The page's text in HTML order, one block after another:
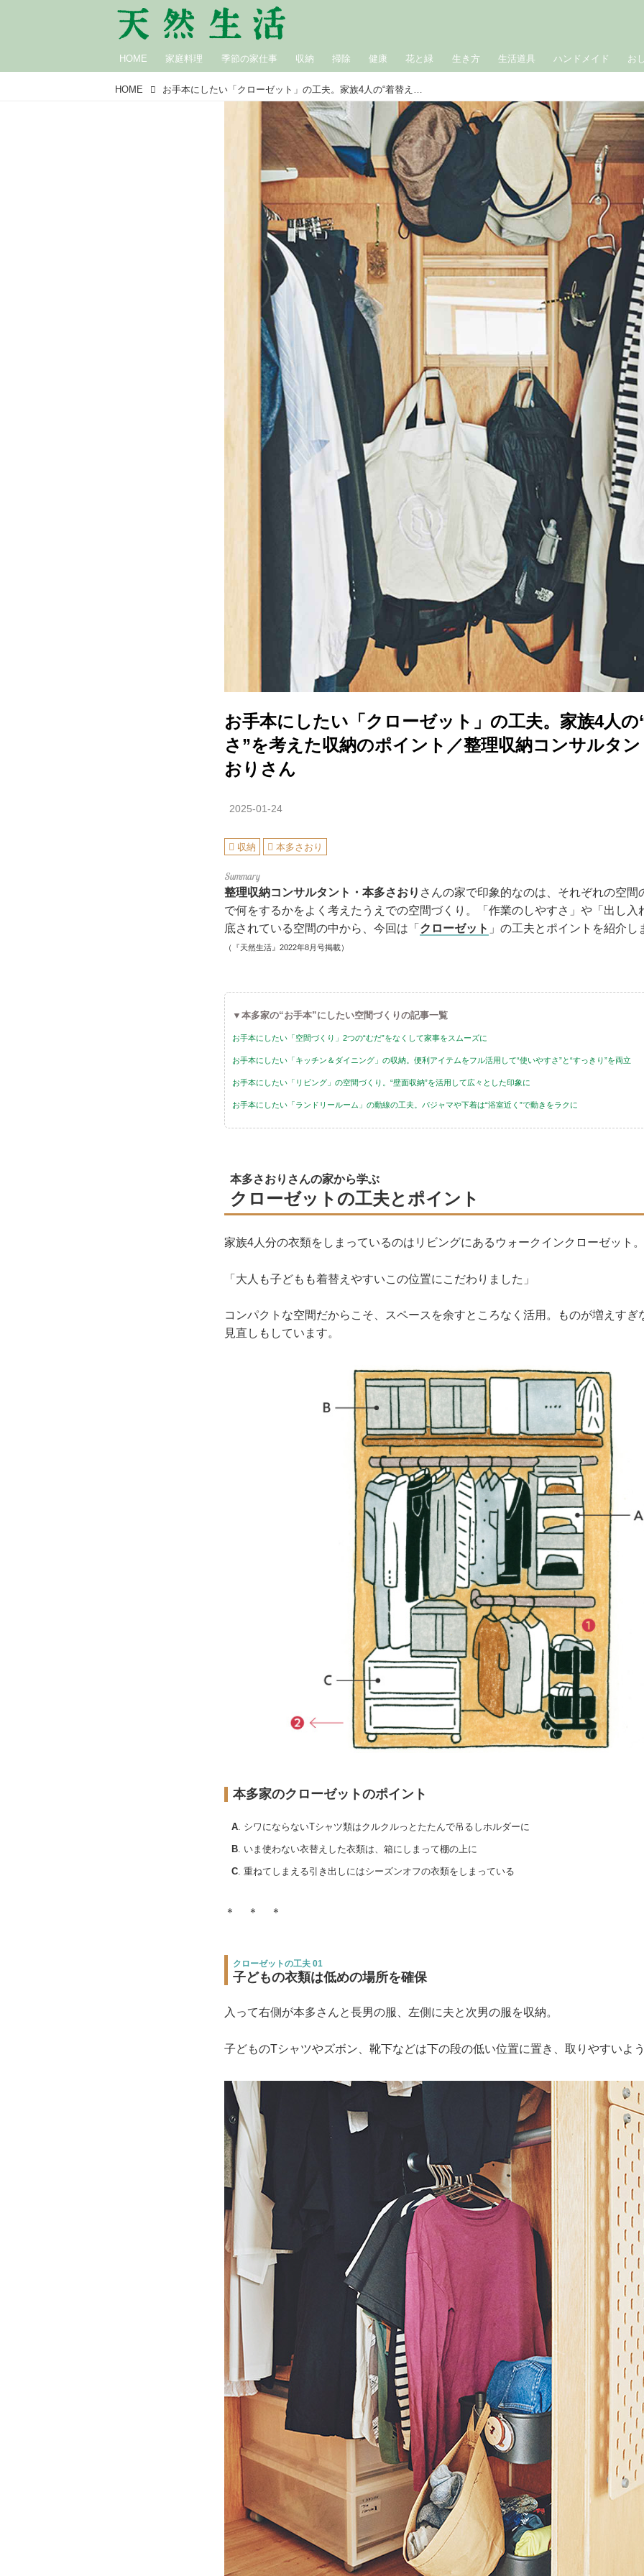
HOME 家庭料理 季節の家仕事 収納 掃除 健康 花と緑 生き方 生活道具 ハンドメイド お
HOME お手本にしたい「クローゼット」の工夫。家族4人の“着替えやすさ”を考えた収納のポイント／整理収納コンサルタント・本多さおりさん
お手本にしたい「クローゼット」の工夫。家族4人
さ”を考えた収納のポイント／整理収納コンサルタ
おりさん
2025-01-24
収納 本多さおり
整理収納コンサルタント・本多さおり さんの家で印象的なのは、それぞれの空間
で何をするかをよく考えたうえでの空間づくり。「作業のしやすさ」や「出し入
底されている空間の中から、今回は「 クローゼット 」の工夫とポイントを紹介し
（『天然生活』2022年8月号掲載）
▼本多家の“お手本”にしたい空間づくりの記事一覧
お手本にしたい「空間づくり」2つの“むだ”をなくして家事をスムーズに
お手本にしたい「キッチン＆ダイニング」の収納。便利アイテムをフル活用して“使いやすさ”と“すっきり”を両立
お手本にしたい「リビング」の空間づくり。“壁面収納”を活用して広々とした印象に
お手本にしたい「ランドリールーム」の動線の工夫。パジャマや下着は“浴室近く”で動きをラクに
本多さおりさんの家から学ぶ
クローゼットの工夫とポイント
家族4人分の衣類をしまっているのはリビングにあるウォークインクローゼット。
「大人も子どもも着替えやすいこの位置にこだわりました」
コンパクトな空間だからこそ、スペースを余すところなく活用。ものが増えすぎ
見直しもしています。
本多家のクローゼットのポイント
A. シワにならないTシャツ類はクルクルっとたたんで吊るしホルダーに
B. いま使わない衣替えした衣類は、箱にしまって棚の上に
C. 重ねてしまえる引き出しにはシーズンオフの衣類をしまっている
＊ ＊ ＊
クローゼットの工夫 01
子どもの衣類は低めの場所を確保
入って右側が本多さんと長男の服、左側に夫と次男の服を収納。
子どものTシャツやズボン、靴下などは下の段の低い位置に置き、取りやすいよ